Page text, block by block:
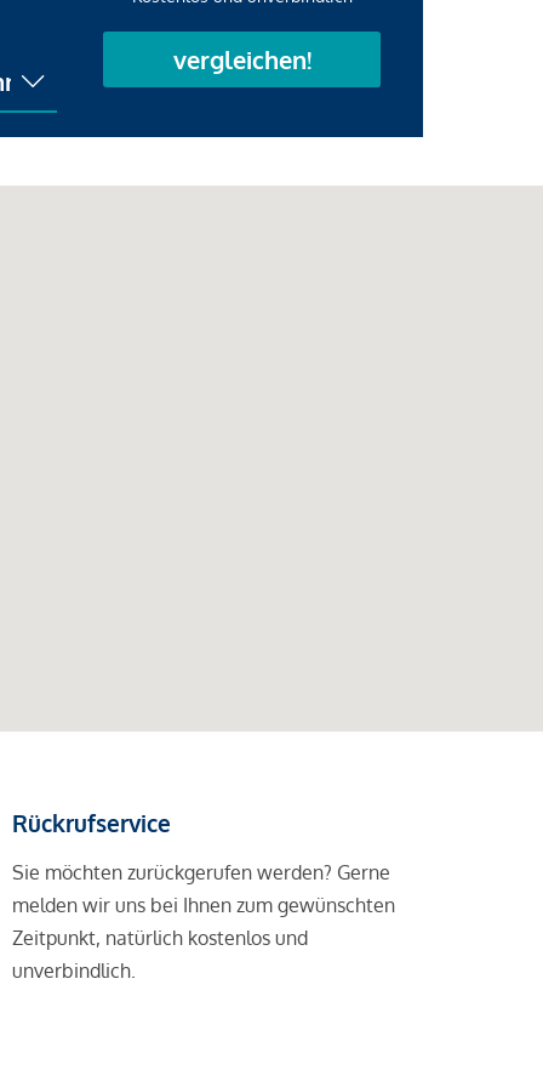
vergleichen!
Rückrufservice
Sie möchten zurückgerufen werden? Gerne
melden wir uns bei Ihnen zum gewünschten
Zeitpunkt, natürlich kostenlos und
unverbindlich.